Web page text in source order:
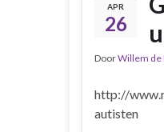
APR
26
DoorWillem de
http://
autisten